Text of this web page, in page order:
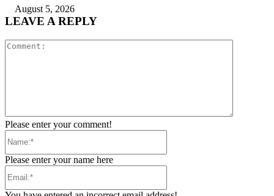
August 5, 2026
LEAVE A REPLY
Please enter your comment!
Please enter your name here